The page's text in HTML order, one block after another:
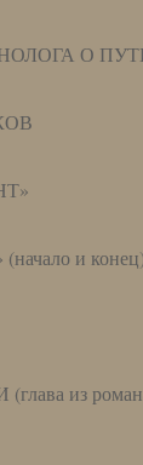
О
и
из